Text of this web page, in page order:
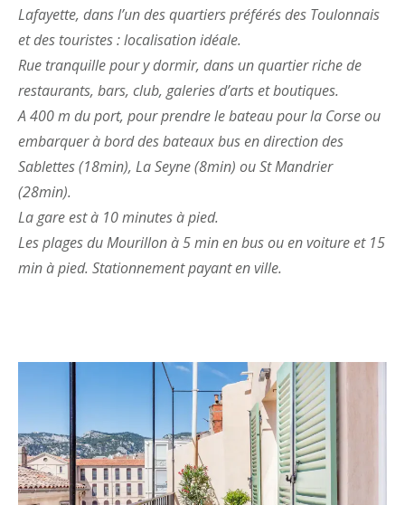
Lafayette, dans l’un des quartiers préférés des Toulonnais
et des touristes : localisation idéale.
Rue tranquille pour y dormir, dans un quartier riche de
restaurants, bars, club, galeries d’arts et boutiques.
A 400 m du port, pour prendre le bateau pour la Corse ou
embarquer à bord des bateaux bus en direction des
Sablettes (18min), La Seyne (8min) ou St Mandrier
(28min).
La gare est à 10 minutes à pied.
Les plages du Mourillon à 5 min en bus ou en voiture et 15
min à pied. Stationnement payant en ville.